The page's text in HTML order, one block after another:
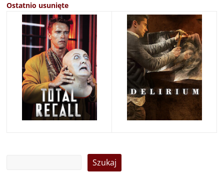
Ostatnio usunięte